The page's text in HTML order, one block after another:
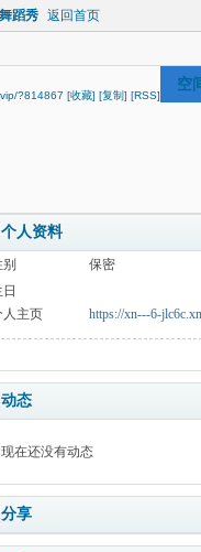
蹈秀 返回首页
?814867 [收藏] [复制] [RSS]
空
个人资料
保密
人主页
https://xn---6-
动态
现在还没有动态
分享